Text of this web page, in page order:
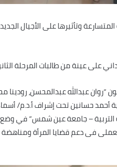
وتأثيرها على الأجيال
على عينة من طالبات المرحلة
“روان عبدالله عبدالمحسن،
حسانين تحت إشراف أ.د.م/
التربية – جامعة عين شمس” في
العملى فى دعم قضايا المرأة